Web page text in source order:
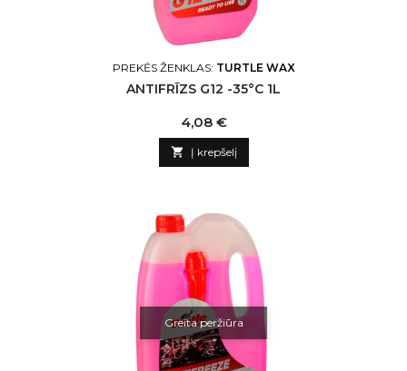
PREKĖS ŽENKLAS: TURTLE WAX
ANTIFRĪZS G12 -35°C 1L
Kaina
4,08 €
 Į krepšelį
Greita peržiūra